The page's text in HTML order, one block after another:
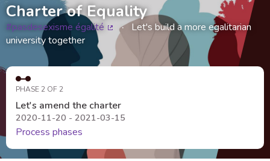
Charter of Equality
#pasdesexisme égalité
(External link)
Let's build a more egalitarian
university together
PHASE 2 OF 2
Let's amend the charter
2020-11-20 - 2021-03-15
Process phases